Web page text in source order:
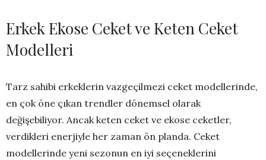
Erkek Ekose Ceket ve Keten Ceket
Modelleri
Tarz sahibi erkeklerin vazgeçilmezi ceket modellerinde,
en çok öne çıkan trendler dönemsel olarak
değişebiliyor. Ancak keten ceket ve ekose ceketler,
verdikleri enerjiyle her zaman ön planda. Ceket
modellerinde yeni sezonun en iyi seçeneklerini